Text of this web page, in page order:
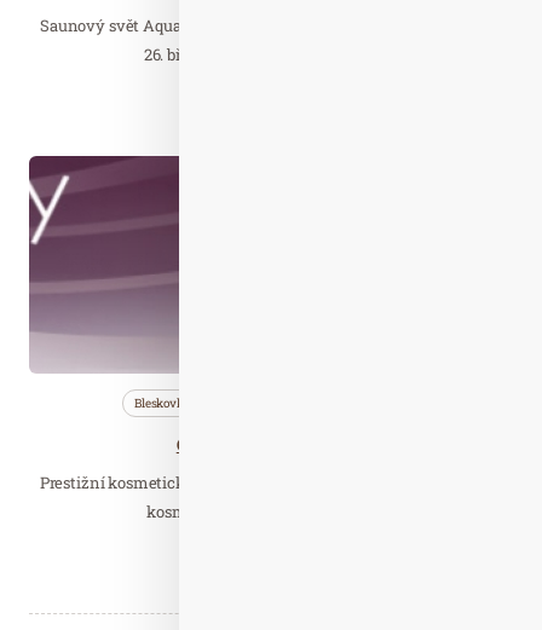
Saunový svět Aquapalace Praha od čtvrtka 23. března do neděle
26. března hostí v pořadí 11. ročník…
Bleskovky
Congress of Beauty 2019
Prestižní kosmetický kongres je určen pro profesionály ve světě
kosmetiky a krásy, kosmetičky a…